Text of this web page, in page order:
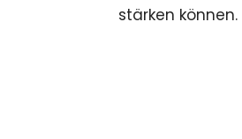
stärken können.